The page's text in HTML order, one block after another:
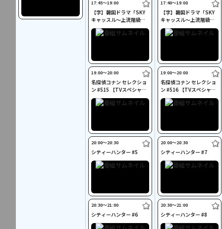
17:45〜19:00
【字】韓国ドラマ「SKY
キャッスル～上流階級の
妻たち～」 #17
19:00〜20:00
名探偵コナン セレクショ
ン #515 【TVスペシャ
ル】怪盗キッドの瞬間移
動魔術
20:00〜20:30
シティーハンター #5
20:30〜21:00
シティーハンター #6
17:40〜19:00
【字】韓国ドラマ「SKY
キャッスル～上流階級の
妻たち～」 #18
19:00〜20:00
名探偵コナン セレクショ
ン #516 【TVスペシャ
ル】風林火山 迷宮の鎧武
者
20:00〜20:30
シティーハンター #7
20:30〜21:00
シティーハンター #8